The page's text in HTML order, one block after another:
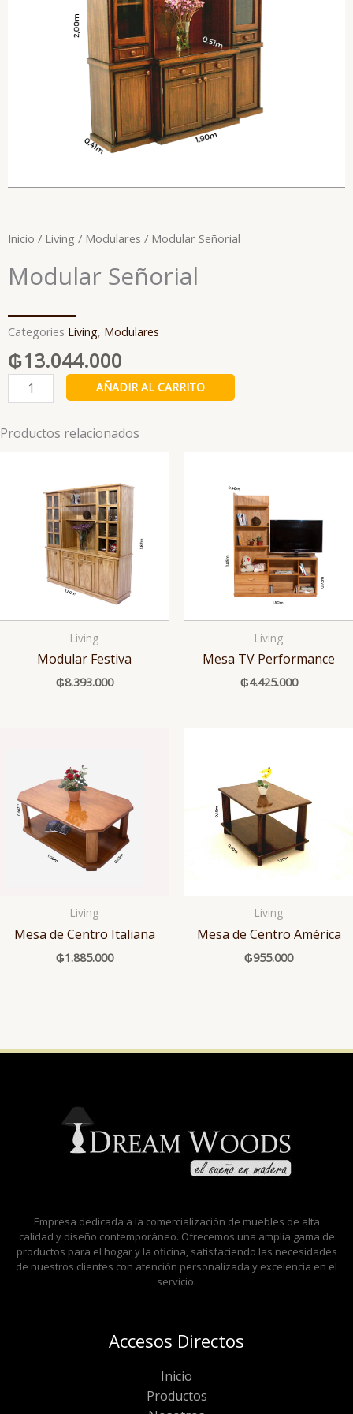
Inicio / Living / Modulares / Modular Señorial
Modular Señorial
Categories Living, Modulares
₲13.044.000
Modular
Señorial
AÑADIR AL CARRITO
Productos relacionados
Living
Modular Festiva
₲8.393.000
Living
Mesa TV Performance
₲4.425.000
Living
Mesa de Centro Italiana
₲1.885.000
Living
Mesa de Centro América
₲955.000
Empresa dedicada a la comercialización de muebles de alta
calidad y diseño contemporáneo. Ofrecemos una amplia gama de
productos para el hogar y la oficina, satisfaciendo las necesidades
de nuestros clientes con atención personalizada y excelencia en el
servicio.
Accesos Directos
Inicio
Productos